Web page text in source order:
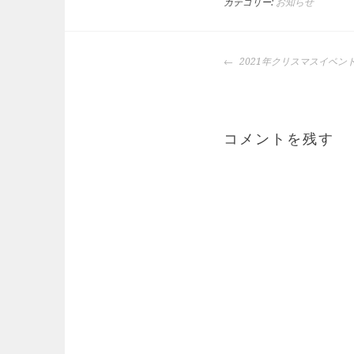
カテゴリー: お知らせ
投
ゲ
ー
2021年クリスマスイベン
コメントを残す